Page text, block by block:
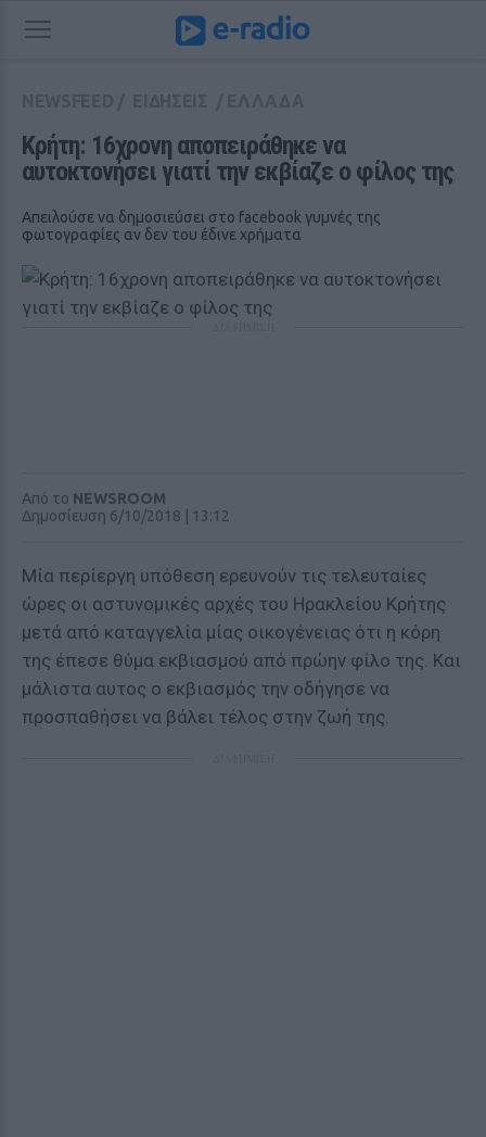
Κρήτη: 16χρονη αποπειράθηκε να
αυτοκτονήσει γιατί την εκβίαζε ο φίλος της
Απειλούσε να δημοσιεύσει στο facebook γυμνές της
φωτογραφίες αν δεν του έδινε χρήματα
Από το NEWSROOM
Δημοσίευση 6/10/2018 | 13:12
Μία περίεργη υπόθεση ερευνούν τις τελευταίες
ώρες οι αστυνομικές αρχές του Ηρακλείου Κρήτης
μετά από καταγγελία μίας οικογένειας ότι η κόρη
της έπεσε θύμα εκβιασμού από πρώην φίλο της. Και
μάλιστα αυτος ο εκβιασμός την οδήγησε να
προσπαθήσει να βάλει τέλος στην ζωή της.